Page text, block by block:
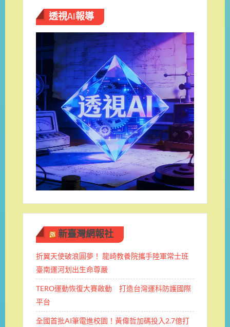
透視AI報導
新臺灣網報社
折翼天使破浪圓夢！ 龍崎教養院攜手陸軍常士班 ​
臺南運河划出生命尊嚴
TERO運動恢復大賽啟動 打造台灣運科防護國際
平台
全國首批AI筆電進校園！黃偉哲加碼投入2.7億打